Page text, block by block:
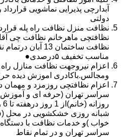
آبدارچی پذیرایی نماشویی
دولتی
نظافت منزل نظافت راه پله
نظافت ساختمان
مناسب تخفیف ۵درصدی●
اعزام نیروجهت نظافت منازل راه
ومجالس.باکادری اموزش دیده
اعزام نظافتچی روزمزد و مهمان
سراسر تهران (حرفه ای و آموزش
شبانه روزی خشکشویی در
خواب )و خدمات نظافت با دستگاه
سراسر تهران و در تمام نقاط